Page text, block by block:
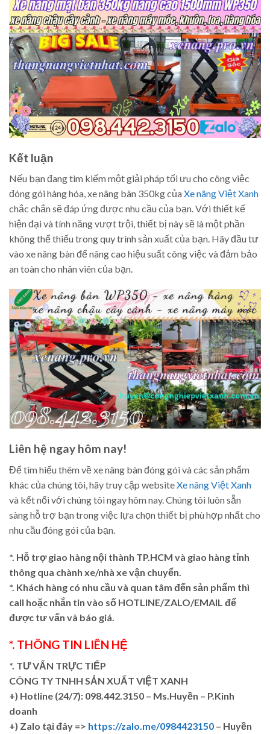
Kết luận
Nếu bạn đang tìm kiếm một giải pháp tối ưu cho công việc
đóng gói hàng hóa, xe nâng bàn 350kg củaXe nâng Việt Xanh
chắc chắn sẽ đáp ứng được nhu cầu của bạn. Với thiết kế
hiện đại và tính năng vượt trội, thiết bị này sẽ là một phần
không thể thiếu trong quy trình sản xuất của bạn. Hãy đầu tư
vào xe nâng bàn để nâng cao hiệu suất công việc và đảm bảo
an toàn cho nhân viên của bạn.
Liên hệ ngay hôm nay!
Để tìm hiểu thêm về xe nâng bàn đóng gói và các sản phẩm
khác của chúng tôi, hãy truy cập websiteXe nâng Việt Xanh
và kết nối với chúng tôi ngay hôm nay. Chúng tôi luôn sẵn
sàng hỗ trợ bạn trong việc lựa chọn thiết bị phù hợp nhất cho
nhu cầu đóng gói của bạn.
*. Hỗ trợ giao hàng nội thành TP.HCM và giao hàng tỉnh
thông qua chành xe/nhà xe vận chuyển.
*. Khách hàng có nhu cầu và quan tâm đến sản phẩm thì
call hoặc nhắn tin vào số HOTLINE/ZALO/EMAIL để
được tư vấn và báo giá.
*. THÔNG TIN LIÊN HỆ
*. TƯ VẤN TRỰC TIẾP
CÔNG TY TNHH SẢN XUẤT VIỆT XANH
+) Hotline (24/7): 098.442.3150 – Ms.Huyền – P.Kinh
doanh
+) Zalo tại đây => https://zalo.me/0984423150 – Huyền